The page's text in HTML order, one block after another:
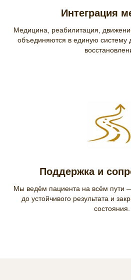
Интеграция
Медицина, реабилитация,
объединяются в единую систему
Поддержка и
Мы ведём пациента на всём пути
до устойчивого результата и
состояния.